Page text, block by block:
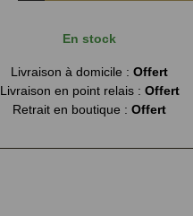
En stock
Livraison à domicile : Offert
Livraison en point relais : Offert
Retrait en boutique : Offert